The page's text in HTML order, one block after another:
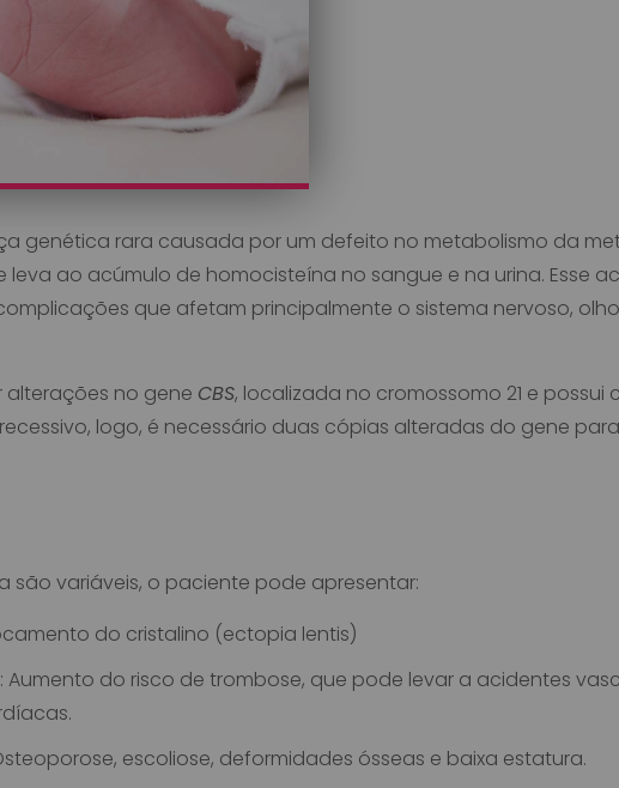
genética rara causada por um defeito no metabolismo da
leva ao acúmulo de homocisteína no sangue e na urina. Esse
que afetam principalmente o sistema nervoso,
alterações no gene CBS, localizada no cromossomo 21 e possui
logo, é necessário duas cópias alteradas do gene para
são variáveis, o paciente pode apresentar:
do cristalino (ectopia lentis)
do risco de trombose, que pode levar a acidentes
escoliose, deformidades ósseas e baixa estatura.